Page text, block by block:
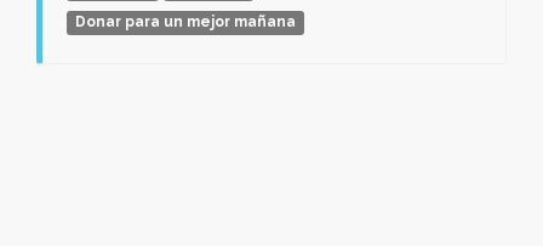
Donar para un mejor mañana